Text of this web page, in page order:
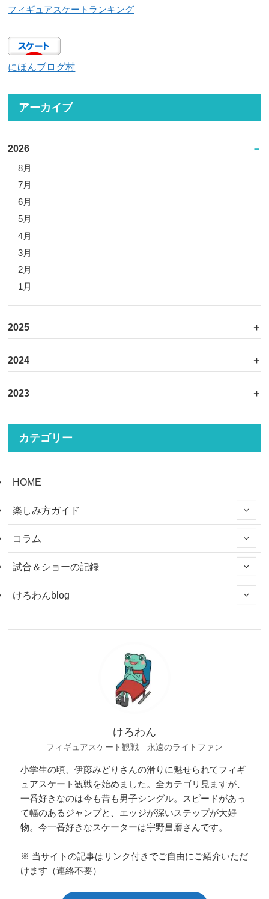
フィギュアスケートランキング
にほんブログ村
アーカイブ
2026
8月
7月
6月
5月
4月
3月
2月
1月
2025
2024
2023
カテゴリー
HOME
楽しみ方ガイド
コラム
試合＆ショーの記録
けろわんblog
けろわん
フィギュアスケート観戦 永遠のライトファン
小学生の頃、伊藤みどりさんの滑りに魅せられてフィギ
ュアスケート観戦を始めました。全カテゴリ見ますが、
一番好きなのは今も昔も男子シングル。スピードがあっ
て幅のあるジャンプと、エッジが深いステップが大好
物。今一番好きなスケーターは宇野昌磨さんです。
※ 当サイトの記事はリンク付きでご自由にご紹介いただ
けます（連絡不要）